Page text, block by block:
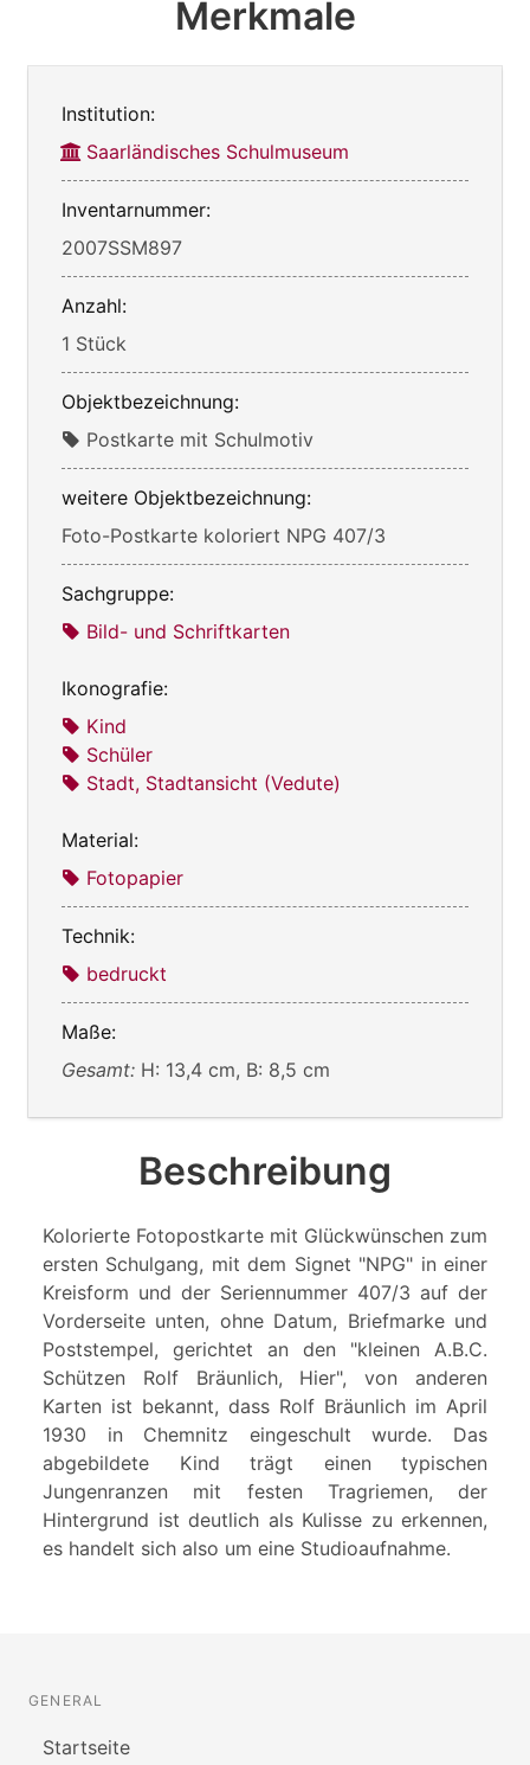
Merkmale
Institution:
Saarländisches Schulmuseum
Inventarnummer:
2007SSM897
Anzahl:
1 Stück
Objektbezeichnung:
Postkarte mit Schulmotiv
weitere Objektbezeichnung:
Foto-Postkarte koloriert NPG 407/3
Sachgruppe:
Bild- und Schriftkarten
Ikonografie:
Kind
Schüler
Stadt, Stadtansicht (Vedute)
Material:
Fotopapier
Technik:
bedruckt
Maße:
Gesamt: H: 13,4 cm, B: 8,5 cm
Beschreibung
Kolorierte Fotopostkarte mit Glückwünschen zum
ersten Schulgang, mit dem Signet "NPG" in einer
Kreisform und der Seriennummer 407/3 auf der
Vorderseite unten, ohne Datum, Briefmarke und
Poststempel, gerichtet an den "kleinen A.B.C.
Schützen Rolf Bräunlich, Hier", von anderen
Karten ist bekannt, dass Rolf Bräunlich im April
1930 in Chemnitz eingeschult wurde. Das
abgebildete Kind trägt einen typischen
Jungenranzen mit festen Tragriemen, der
Hintergrund ist deutlich als Kulisse zu erkennen,
es handelt sich also um eine Studioaufnahme.
GENERAL
Startseite